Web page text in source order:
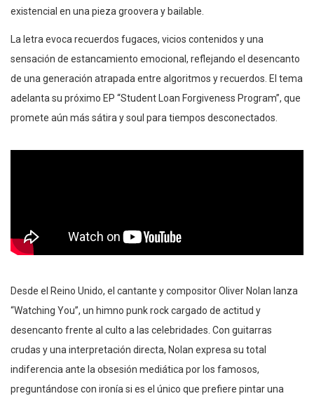
existencial en una pieza groovera y bailable.
La letra evoca recuerdos fugaces, vicios contenidos y una
sensación de estancamiento emocional, reflejando el desencanto
de una generación atrapada entre algoritmos y recuerdos. El tema
adelanta su próximo EP “Student Loan Forgiveness Program”, que
promete aún más sátira y soul para tiempos desconectados.
Desde el Reino Unido, el cantante y compositor Oliver Nolan lanza
“Watching You”, un himno punk rock cargado de actitud y
desencanto frente al culto a las celebridades. Con guitarras
crudas y una interpretación directa, Nolan expresa su total
indiferencia ante la obsesión mediática por los famosos,
preguntándose con ironía si es el único que prefiere pintar una